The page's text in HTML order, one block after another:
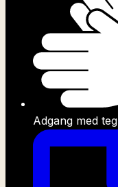
Adgang med